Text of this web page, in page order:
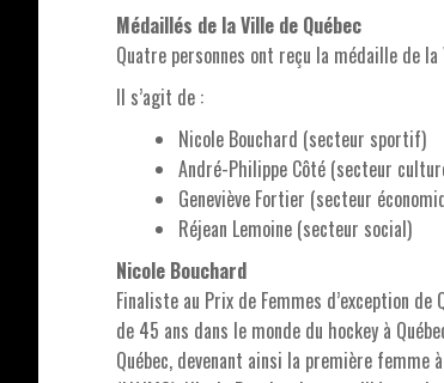
Médaillés de la Ville de Québec
Quatre personnes ont reçu la médaille de la
Il s’agit de :
Nicole Bouchard (secteur sportif)
André-Philippe Côté (secteur
Geneviève Fortier (secteur
Réjean Lemoine (secteur social)
Nicole Bouchard
Finaliste au Prix de Femmes d’exception
de 45 ans dans le monde du hockey à
Québec, devenant ainsi la première femme